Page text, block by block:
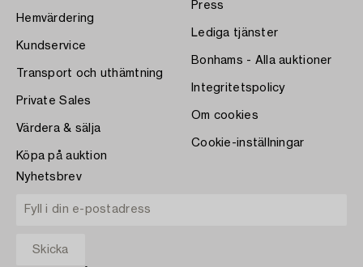
Hemvärdering
Kundservice
Transport och uthämtning
Private Sales
Värdera & sälja
Köpa på auktion
Press
Lediga tjänster
Bonhams - Alla auktioner
Integritetspolicy
Om cookies
Cookie-inställningar
Nyhetsbrev